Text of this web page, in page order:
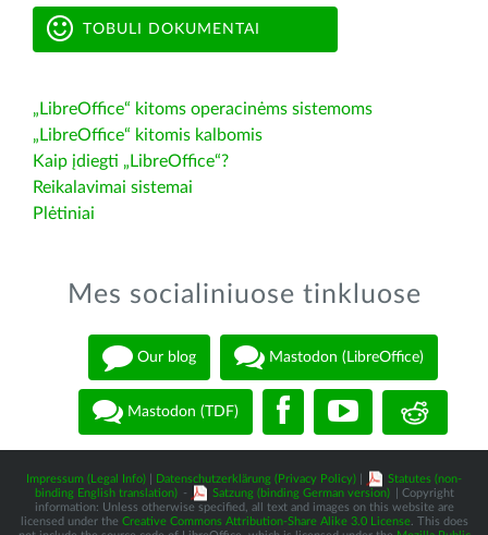
TOBULI DOKUMENTAI
„LibreOffice“ kitoms operacinėms sistemoms
„LibreOffice“ kitomis kalbomis
Kaip įdiegti „LibreOffice“?
Reikalavimai sistemai
Plėtiniai
Mes socialiniuose tinkluose
Our blog Mastodon (LibreOffice)
Mastodon (TDF)
Impressum (Legal Info) Datenschutzerklärung (Privacy Policy)
Statutes (non-
binding English translation) - Satzung (binding German version)
| Copyright
information: Unless otherwise specified, all text and images on this website are
licensed under the Creative Commons Attribution-Share Alike 3.0 License. This does